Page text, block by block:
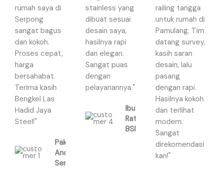
t
e
d
5
o
t
o
f
5
rumah saya di
Serpong
sangat bagus
dan kokoh.
Proses cepat,
harga
bersahabat.
Terima kasih
Bengkel Las
Hadid Jaya
Steel!"
Pak
Andi,
Serpong
t
e
d
5
o
u
t
o
stainless yang
dibuat sesuai
desain saya,
hasilnya rapi
dan elegan.
Sangat puas
dengan
pelayanannya."
Ibu
Ratna,
BSD
t
e
d
5
o
u
t
o
f
5
railing tangga
untuk rumah di
Pamulang. Tim
datang survey,
kasih saran
desain, lalu
pasang
dengan rapi.
Hasilnya kokoh
dan terlihat
modern.
Sangat
direkomendasi
kan!"